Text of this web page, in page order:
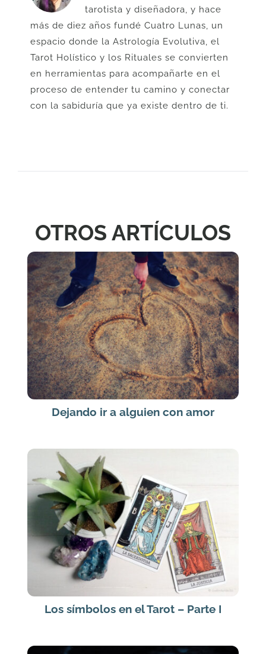
tarotista y diseñadora, y hace
más de diez años fundé Cuatro Lunas, un
espacio donde la Astrología Evolutiva, el
Tarot Holístico y los Rituales se convierten
en herramientas para acompañarte en el
proceso de entender tu camino y conectar
con la sabiduría que ya existe dentro de ti.
OTROS ARTÍCULOS
Dejando ir a alguien con amor
Los símbolos en el Tarot – Parte I